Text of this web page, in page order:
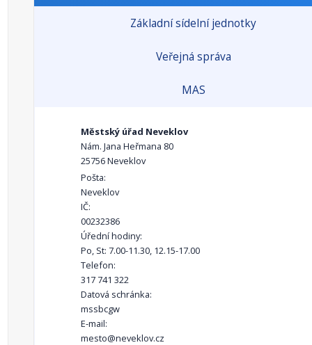
Základní sídelní jednotky
Veřejná správa
MAS
Městský úřad Neveklov
Nám. Jana Heřmana 80
25756 Neveklov
Pošta:
Neveklov
IČ:
00232386
Úřední hodiny:
Po, St: 7.00-11.30, 12.15-17.00
Telefon:
317 741 322
Datová schránka:
mssbcgw
E-mail:
mesto@neveklov.cz